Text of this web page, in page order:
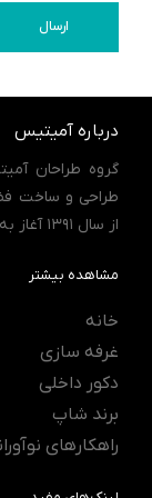
ارسال
درباره آمیتیس
گروه طراحان
طراحی و ساخت
از سال 1391 آغاز به کار نموده است.
مشاهده بیشتر
خانه
غرفه سازی
دکور داخلی
برند شاپ
راهکارهای